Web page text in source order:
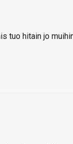
tuo hitain jo